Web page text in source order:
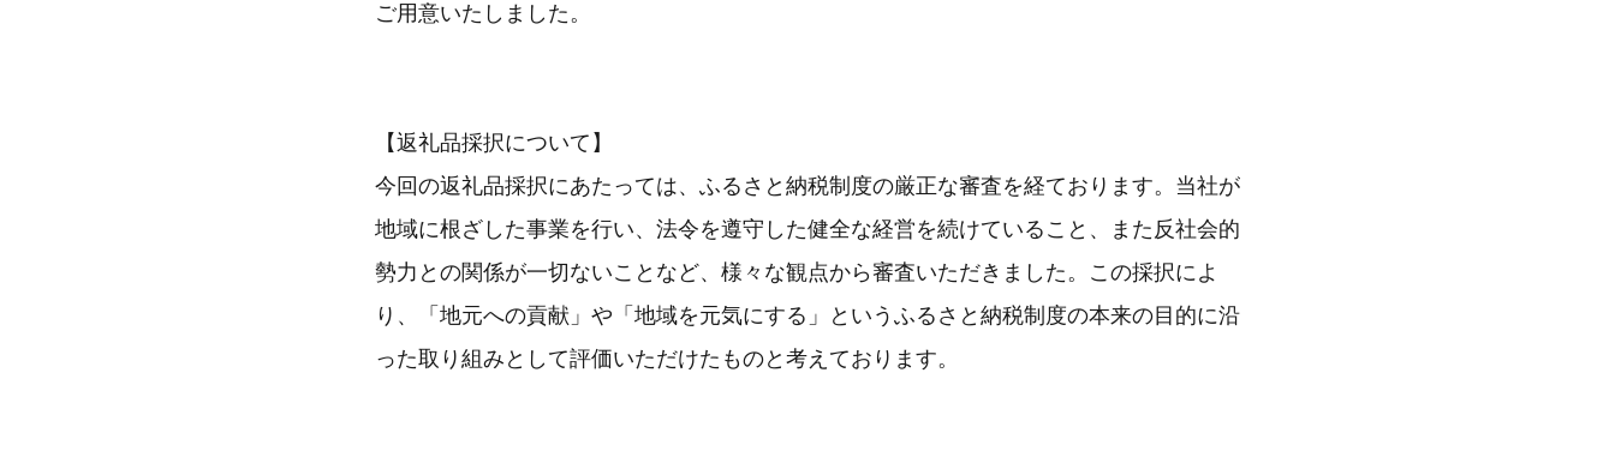
ご用意いたしました。
【返礼品採択について】
今回の返礼品採択にあたっては、ふるさと納税制度の厳正な審査を経ております。当社が
地域に根ざした事業を行い、法令を遵守した健全な経営を続けていること、また反社会的
勢力との関係が一切ないことなど、様々な観点から審査いただきました。この採択によ
り、「地元への貢献」や「地域を元気にする」というふるさと納税制度の本来の目的に沿
った取り組みとして評価いただけたものと考えております。